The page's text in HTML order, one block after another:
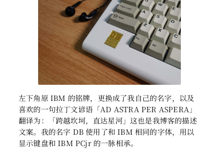
左下角原 IBM 的铭牌，更换成了我自己的名字，以及
喜欢的一句拉丁文谚语「AD ASTRA PER ASPERA」
翻译为：「跨越坎坷，直达星河」这也是我博客的描述
文案。我的名字 DB 使用了和 IBM 相同的字体，用以
显示键盘和 IBM PCjr 的一脉相承。